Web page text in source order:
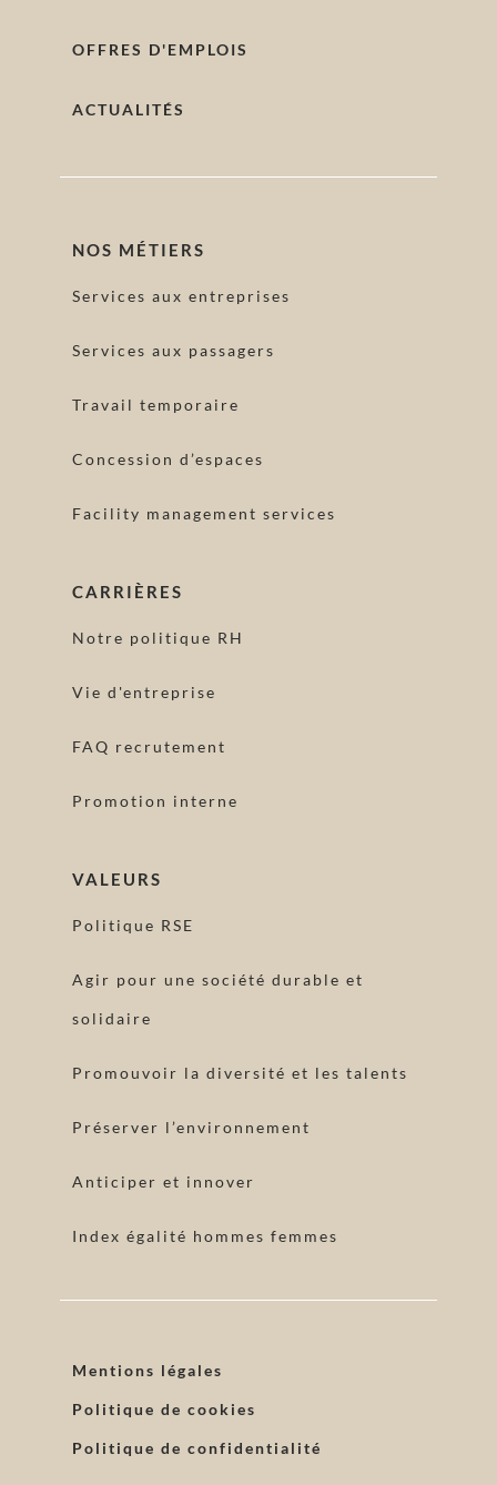
OFFRES D'EMPLOIS
ACTUALITÉS
NOS MÉTIERS
Services aux entreprises
Services aux passagers
Travail temporaire
Concession d’espaces
Facility management services
CARRIÈRES
Notre politique RH
Vie d'entreprise
FAQ recrutement
Promotion interne
VALEURS
Politique RSE
Agir pour une société durable et
solidaire
Promouvoir la diversité et les talents
Préserver l’environnement
Anticiper et innover
Index égalité hommes femmes
Mentions légales
Politique de cookies
Politique de confidentialité